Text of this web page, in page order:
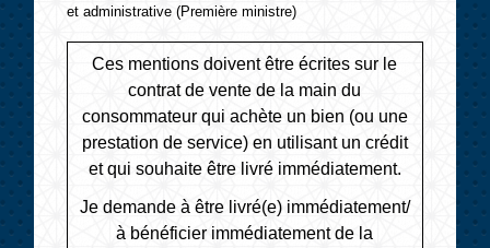
et administrative (Première ministre)
Ces mentions doivent être écrites sur le
contrat de vente de la main du
consommateur qui achète un bien (ou une
prestation de service) en utilisant un crédit
et qui souhaite être livré immédiatement.
Je demande à être livré(e) immédiatement/
à bénéficier immédiatement de la